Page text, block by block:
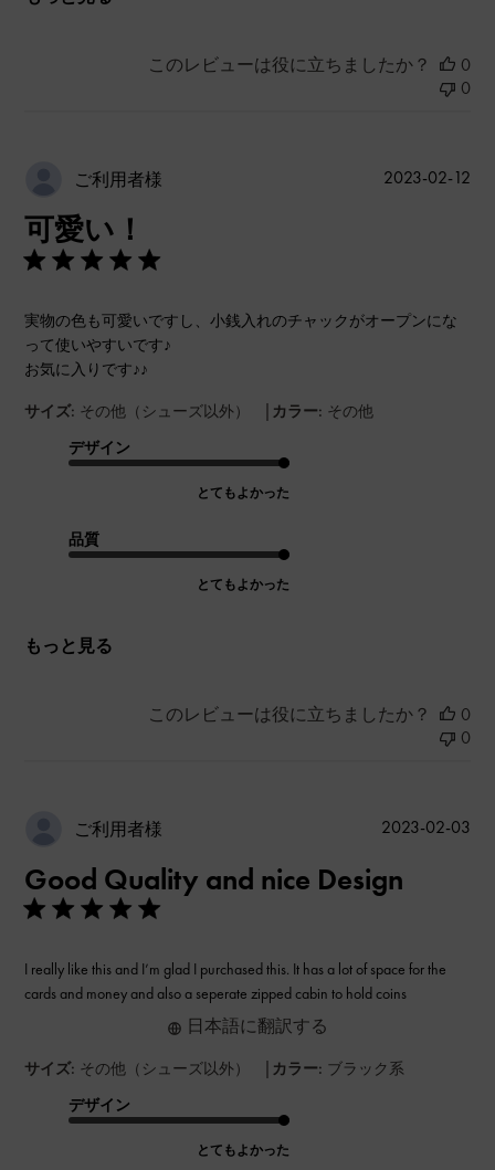
このレビューは役に立ちましたか？
0
0
ご利用者様
可愛い！
実物の色も可愛いですし、小銭入れのチャックがオープンにな
って使いやすいです♪
お気に入りです♪♪
サイズ: その他（シューズ以外） | カラー: その他
デザイン
とてもよかった
品質
とてもよかった
もっと見る
公
2023-02-12
このレビューは役に立ちましたか？
0
0
ご利用者様
Good Quality and nice Design
I really like this and I’m glad I purchased this. It has a lot of space for the
cards and money and also a seperate zipped cabin to hold coins
サイズ: その他（シューズ以外） | カラー: ブラック系
デザイン
とてもよかった
日本語に翻訳する
公
2023-02-03